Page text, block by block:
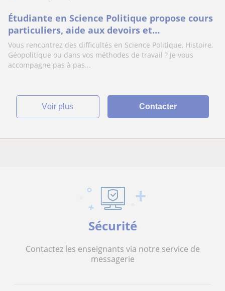
Étudiante en Science Politique propose cours
particuliers, aide aux devoirs et
accompagnement pour lycéens et étudiants
de L1.
Vous rencontrez des difficultés en Science Politique, Histoire,
Géopolitique ou dans vos méthodes de travail ? Je vous
accompagne pas à pas...
voir plus Contacter
Sécurité
Contactez les enseignants via notre service de
messagerie